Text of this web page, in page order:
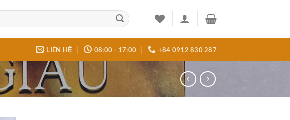
LIÊN HỆ 08:00 - 17:00 +84 0912 830 287